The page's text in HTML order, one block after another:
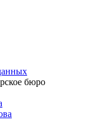
бюро